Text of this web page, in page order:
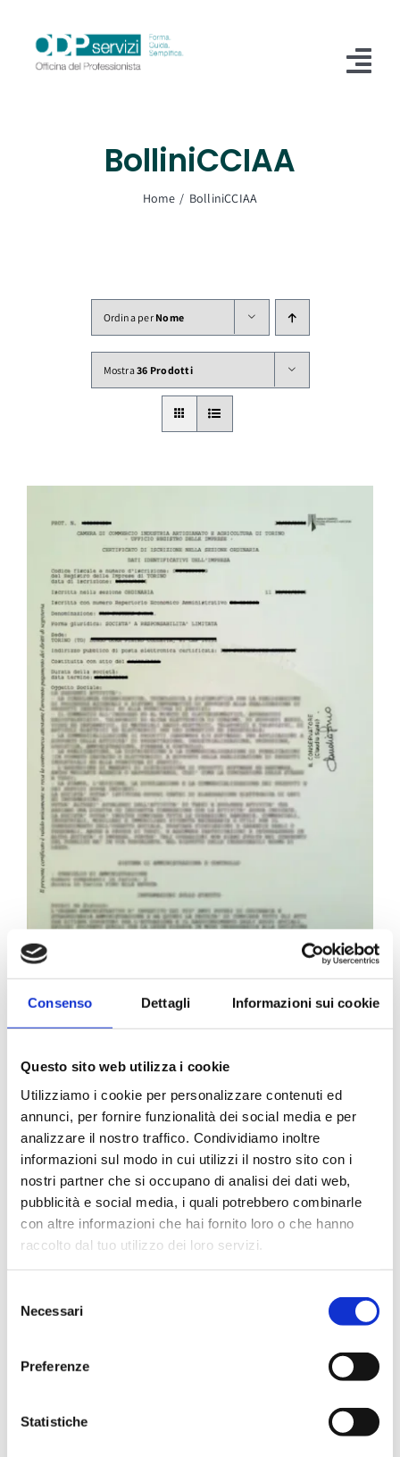
Consenso Dettagli Informazioni sui cookie
Questo sito web utilizza i cookie
Utilizziamo i cookie per personalizzare contenuti ed
annunci, per fornire funzionalità dei social media e per
analizzare il nostro traffico. Condividiamo inoltre
informazioni sul modo in cui utilizzi il nostro sito con i
nostri partner che si occupano di analisi dei dati web,
pubblicità e social media, i quali potrebbero combinarle
con altre informazioni che hai fornito loro o che hanno
raccolto dal tuo utilizzo dei loro servizi.
delNecessari
Preferenze
Statistiche
contenuto
BolliniCCIAA
Home BolliniCCIAA
Ordina per Nome
Mostra36 Prodotti
Carta Filigranata CCIAA